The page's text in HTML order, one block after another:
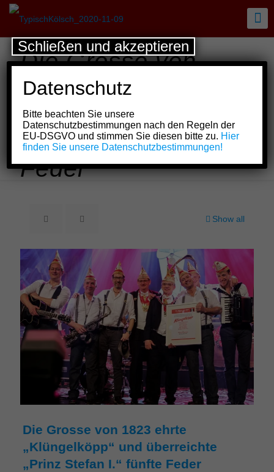
Die Grosse von
1823 ehrte
„Klüngelköpp“ und
überreichte „Prinz
Stefan I.“ fünfte
Feder
Show all
Die Grosse von 1823 ehrte
„Klüngelköpp“ und überreichte
„Prinz Stefan I.“ fünfte Feder
Datenschutz
Bitte beachten Sie unsere
Datenschutzbestimmungen nach den Regeln der
EU-DSGVO und stimmen Sie diesen bitte zu. Hier
finden Sie unsere Datenschutzbestimmungen!
Schließen und akzeptieren